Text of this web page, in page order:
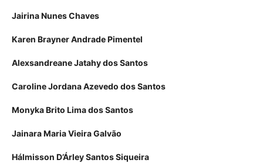
Jairina Nunes Chaves
Karen Brayner Andrade Pimentel
Alexsandreane Jatahy dos Santos
Caroline Jordana Azevedo dos Santos
Monyka Brito Lima dos Santos
Jainara Maria Vieira Galvão
Hálmisson D’Árley Santos Siqueira